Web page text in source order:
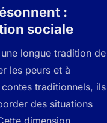
:
sociale
longue tradition de
les peurs et à
traditionnels, ils
des situations
dimension